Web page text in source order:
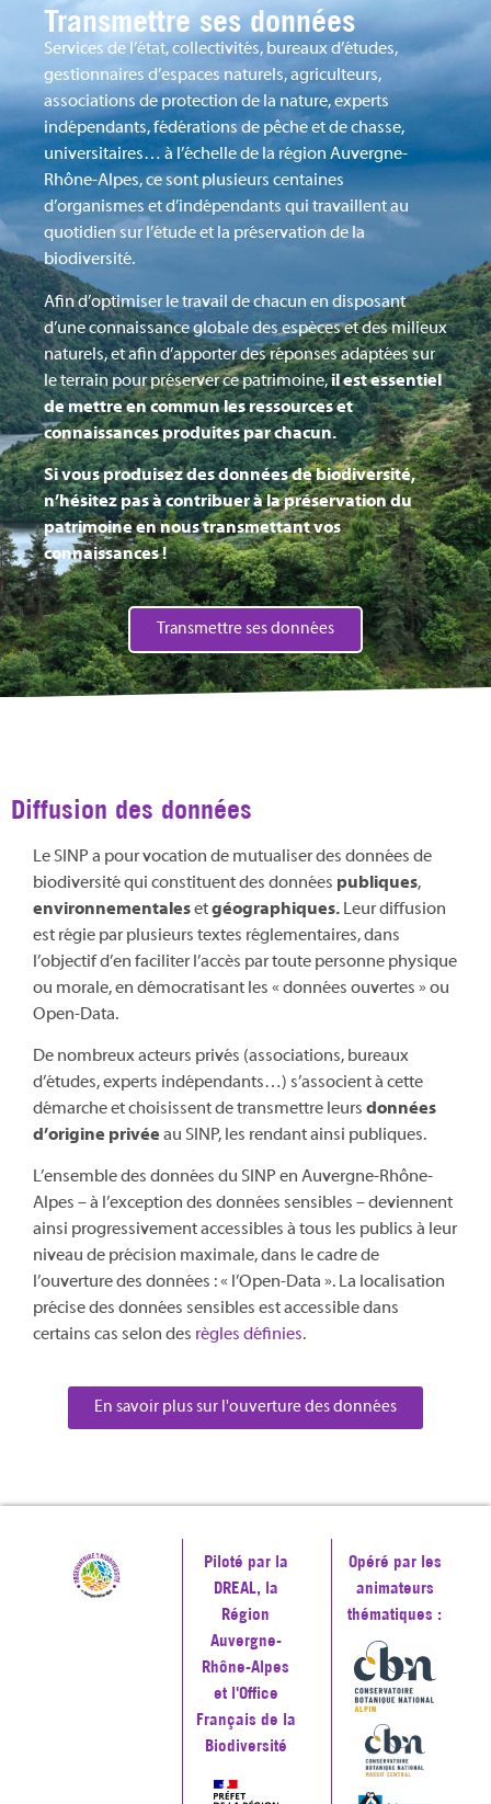
Transmettre ses données
Services de l’état, collectivités, bureaux d’études,
gestionnaires d’espaces naturels, agriculteurs,
associations de protection de la nature, experts
indépendants, fédérations de pêche et de chasse,
universitaires… à l’échelle de la région Auvergne-
Rhône-Alpes, ce sont plusieurs centaines
d’organismes et d’indépendants qui travaillent au
quotidien sur l’étude et la préservation de la
biodiversité.
Afin d’optimiser le travail de chacun en disposant
d’une connaissance globale des espèces et des milieux
naturels, et afin d’apporter des réponses adaptées sur
le terrain pour préserver ce patrimoine,il est essentiel
de mettre en commun les ressources et
connaissances produites par chacun.
Si vous produisez des données de biodiversité,
n’hésitez pas à contribuer à la préservation du
patrimoine en nous transmettant vos
connaissances !
Transmettre ses données
Diffusion des données
Le SINP a pour vocation de mutualiser des données de
biodiversité qui constituent des données publiques,
environnementalesetgéographiques. Leur diffusion
est régie par plusieurs textes réglementaires, dans
l’objectif d’en faciliter l’accès par toute personne physique
ou morale, en démocratisant les « données ouvertes » ou
Open-Data.
De nombreux acteurs privés (associations, bureaux
d’études, experts indépendants…) s’associent à cette
démarche et choisissent de transmettre leurs données
d’origine privée au SINP, les rendant ainsi publiques.
L’ensemble des données du SINP en Auvergne-Rhône-
Alpes – à l’exception des données sensibles – deviennent
ainsi progressivement accessibles à tous les publics à leur
niveau de précision maximale, dans le cadre de
l’ouverture des données : « l’Open-Data ». La localisation
précise des données sensibles est accessible dans
certains cas selon des règles définies.
En savoir plus sur l'ouverture des données
Piloté par la
DREAL, la
Région
Auvergne-
Rhône-Alpes
et l'Office
Français de la
Biodiversité
Opéré par les
animateurs
thématiques :